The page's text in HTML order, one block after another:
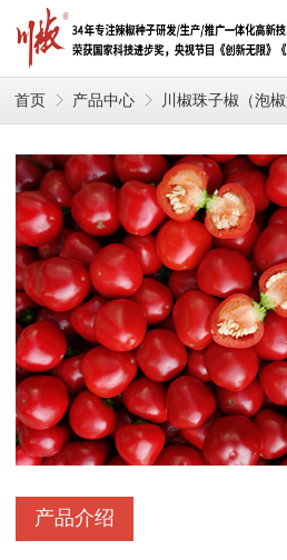
首页 产品中心 川椒珠子椒（泡椒
产品介绍